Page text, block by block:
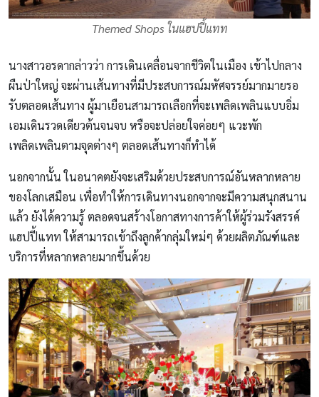
Themed Shops ในแฮปปี้แทท
นางสาวอรดากล่าวว่า การเดินเคลื่อนจากชีวิตในเมือง เข้าไปกลาง
ผืนป่าใหญ่ จะผ่านเส้นทางที่มีประสบการณ์มหัศจรรย์มากมายรอ
รับตลอดเส้นทาง ผู้มาเยือนสามารถเลือกที่จะเพลิดเพลินแบบอิ่ม
เอมเดินรวดเดียวต้นจนจบ หรือจะปล่อยใจค่อยๆ แวะพัก
เพลิดเพลินตามจุดต่างๆ ตลอดเส้นทางก็ทำได้
นอกจากนั้น ในอนาคตยังจะเสริมด้วยประสบการณ์อันหลากหลาย
ของโลกเสมือน เพื่อทำให้การเดินทางนอกจากจะมีความสนุกสนาน
แล้ว ยังได้ความรู้ ตลอดจนสร้างโอกาสทางการค้าให้ผู้ร่วมรังสรรค์
แฮปปี้แทท ให้สามารถเข้าถึงลูกค้ากลุ่มใหม่ๆ ด้วยผลิตภัณฑ์และ
บริการที่หลากหลายมากขึ้นด้วย